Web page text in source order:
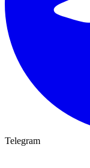
Telegram